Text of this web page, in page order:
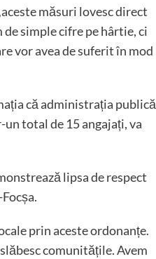
măsuri lovesc direct
simple cifre pe hârtie, ci
vor avea de suferit în mod
că administrația publică
total de 15 angajați, va
lipsa de respect
prin aceste ordonanțe.
comunitățile. Avem